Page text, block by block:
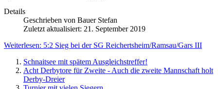
Details
Geschrieben von Bauer Stefan
Zuletzt aktualisiert: 21. September 2019
Weiterlesen: 5:2 Sieg bei der SG Reichertsheim/Ramsau/Gars III
Schnaitsee mit spätem Ausgleichstreffer!
Acht Derbytore für Zweite - Auch die zweite Mannschaft holt
Derby-Dreier